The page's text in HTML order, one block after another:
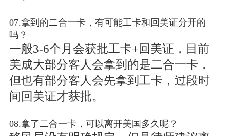
07.拿到的二合一卡，有可能工卡和回美证分开的
吗？
一般3-6个月会获批工卡+回美证，目前
美成大部分客人会拿到的是二合一卡，
但也有部分客人会先拿到工卡，过段时
间回美证才获批。
08.拿了二合一卡，可以离开美国多久呢？